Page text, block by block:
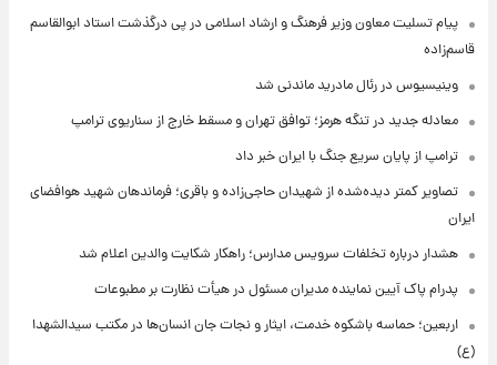
پیام تسلیت معاون وزیر فرهنگ و ارشاد اسلامی در پی درگذشت استاد ابوالقاسم
قاسم‌زاده
وینیسیوس در رئال مادرید ماندنی شد
معادله جدید در تنگه هرمز؛ توافق تهران و مسقط خارج از سناریوی ترامپ
ترامپ از پایان سریع جنگ با ایران خبر داد
تصاویر کمتر دیده‌شده از شهیدان حاجی‌زاده و باقری؛ فرماندهان شهید هوافضای
ایران
هشدار درباره تخلفات سرویس مدارس؛ راهکار شکایت والدین اعلام شد
پدرام پاک آیین نماینده مدیران مسئول در هیأت نظارت بر مطبوعات
اربعین؛ حماسه باشکوه خدمت، ایثار و نجات جان انسان‌ها در مکتب سیدالشهدا
(ع)